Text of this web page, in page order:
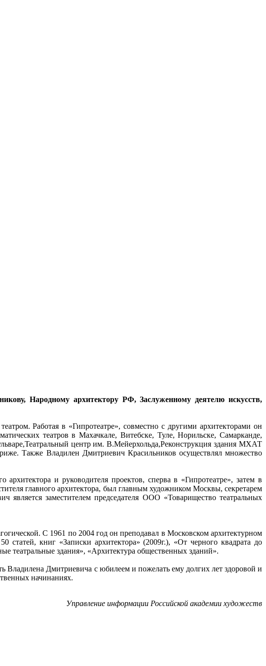
Народному архитектору РФ, Заслуженному деятелю искусств,
Работая в «Гипротеатре», совместно с другими архитекторами он
театров в Махачкале, Витебске, Туле, Норильске, Самарканде,
центр им. В.Мейерхольда,Реконструкция здания МХАТ
Также Владилен Дмитриевич Красильников осуществлял множество
и руководителя проектов, сперва в «Гипротеатре», затем в
главного архитектора, был главным художником Москвы, секретарем
заместителем председателя ООО «Товарищество театральных
С 1961 по 2004 год он преподавал в Московском архитектурном
статей, книг «Записки архитектора» (2009г.), «От черного квадрата до
театральные здания», «Архитектура общественных зданий».
Владилена Дмитриевича с юбилеем и пожелать ему долгих лет здоровой и
начинаниях.
Управление информации Российской академии художеств